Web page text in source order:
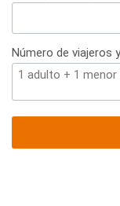
Número de viajeros